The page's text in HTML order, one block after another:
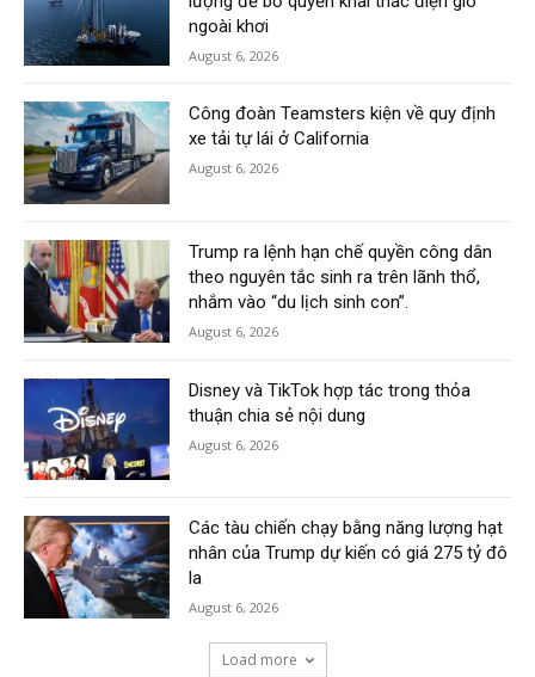
ngoài khơi
August 6, 2026
Công đoàn Teamsters kiện về quy định
xe tải tự lái ở California
August 6, 2026
Trump ra lệnh hạn chế quyền công dân
theo nguyên tắc sinh ra trên lãnh thổ,
nhắm vào “du lịch sinh con”.
August 6, 2026
Disney và TikTok hợp tác trong thỏa
thuận chia sẻ nội dung
August 6, 2026
Các tàu chiến chạy bằng năng lượng hạt
nhân của Trump dự kiến có giá 275 tỷ đô
la
August 6, 2026
Load more